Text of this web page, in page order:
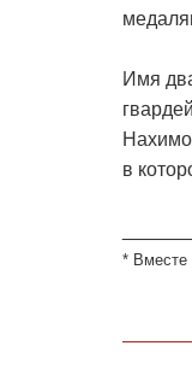
Имя
в
* Вместе